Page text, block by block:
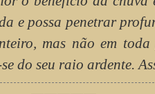
e possa penetrar
mas não em
do seu raio ardente.